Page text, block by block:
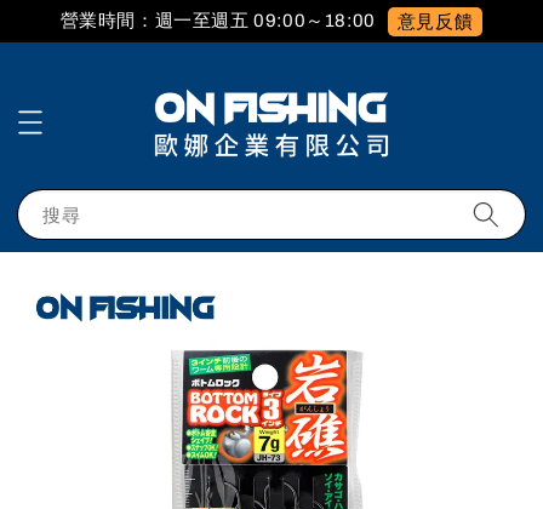
營業時間：週一至週五 09:00～18:00 意見反饋
搜尋